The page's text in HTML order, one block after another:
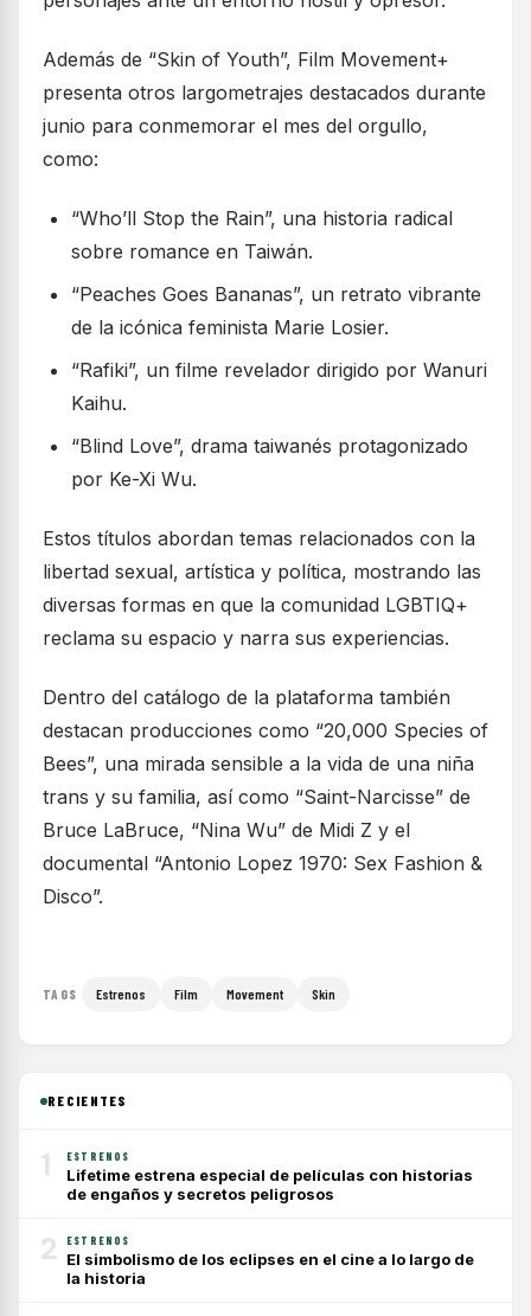
Además de “Skin of Youth”, Film Movement+
presenta otros largometrajes destacados durante
junio para conmemorar el mes del orgullo,
como:
“Who’ll Stop the Rain”, una historia radical
sobre romance en Taiwán.
“Peaches Goes Bananas”, un retrato vibrante
de la icónica feminista Marie Losier.
“Rafiki”, un filme revelador dirigido por Wanuri
Kaihu.
“Blind Love”, drama taiwanés protagonizado
por Ke-Xi Wu.
Estos títulos abordan temas relacionados con la
libertad sexual, artística y política, mostrando las
diversas formas en que la comunidad LGBTIQ+
reclama su espacio y narra sus experiencias.
Dentro del catálogo de la plataforma también
destacan producciones como “20,000 Species of
Bees”, una mirada sensible a la vida de una niña
trans y su familia, así como “Saint-Narcisse” de
Bruce LaBruce, “Nina Wu” de Midi Z y el
documental “Antonio Lopez 1970: Sex Fashion &
Disco”.
TAGS Estrenos Film Movement Skin
RECIENTES
1 ESTRENOS
Lifetime estrena especial de películas con historias
de engaños y secretos peligrosos
2 ESTRENOS
El simbolismo de los eclipses en el cine a lo largo de
la historia